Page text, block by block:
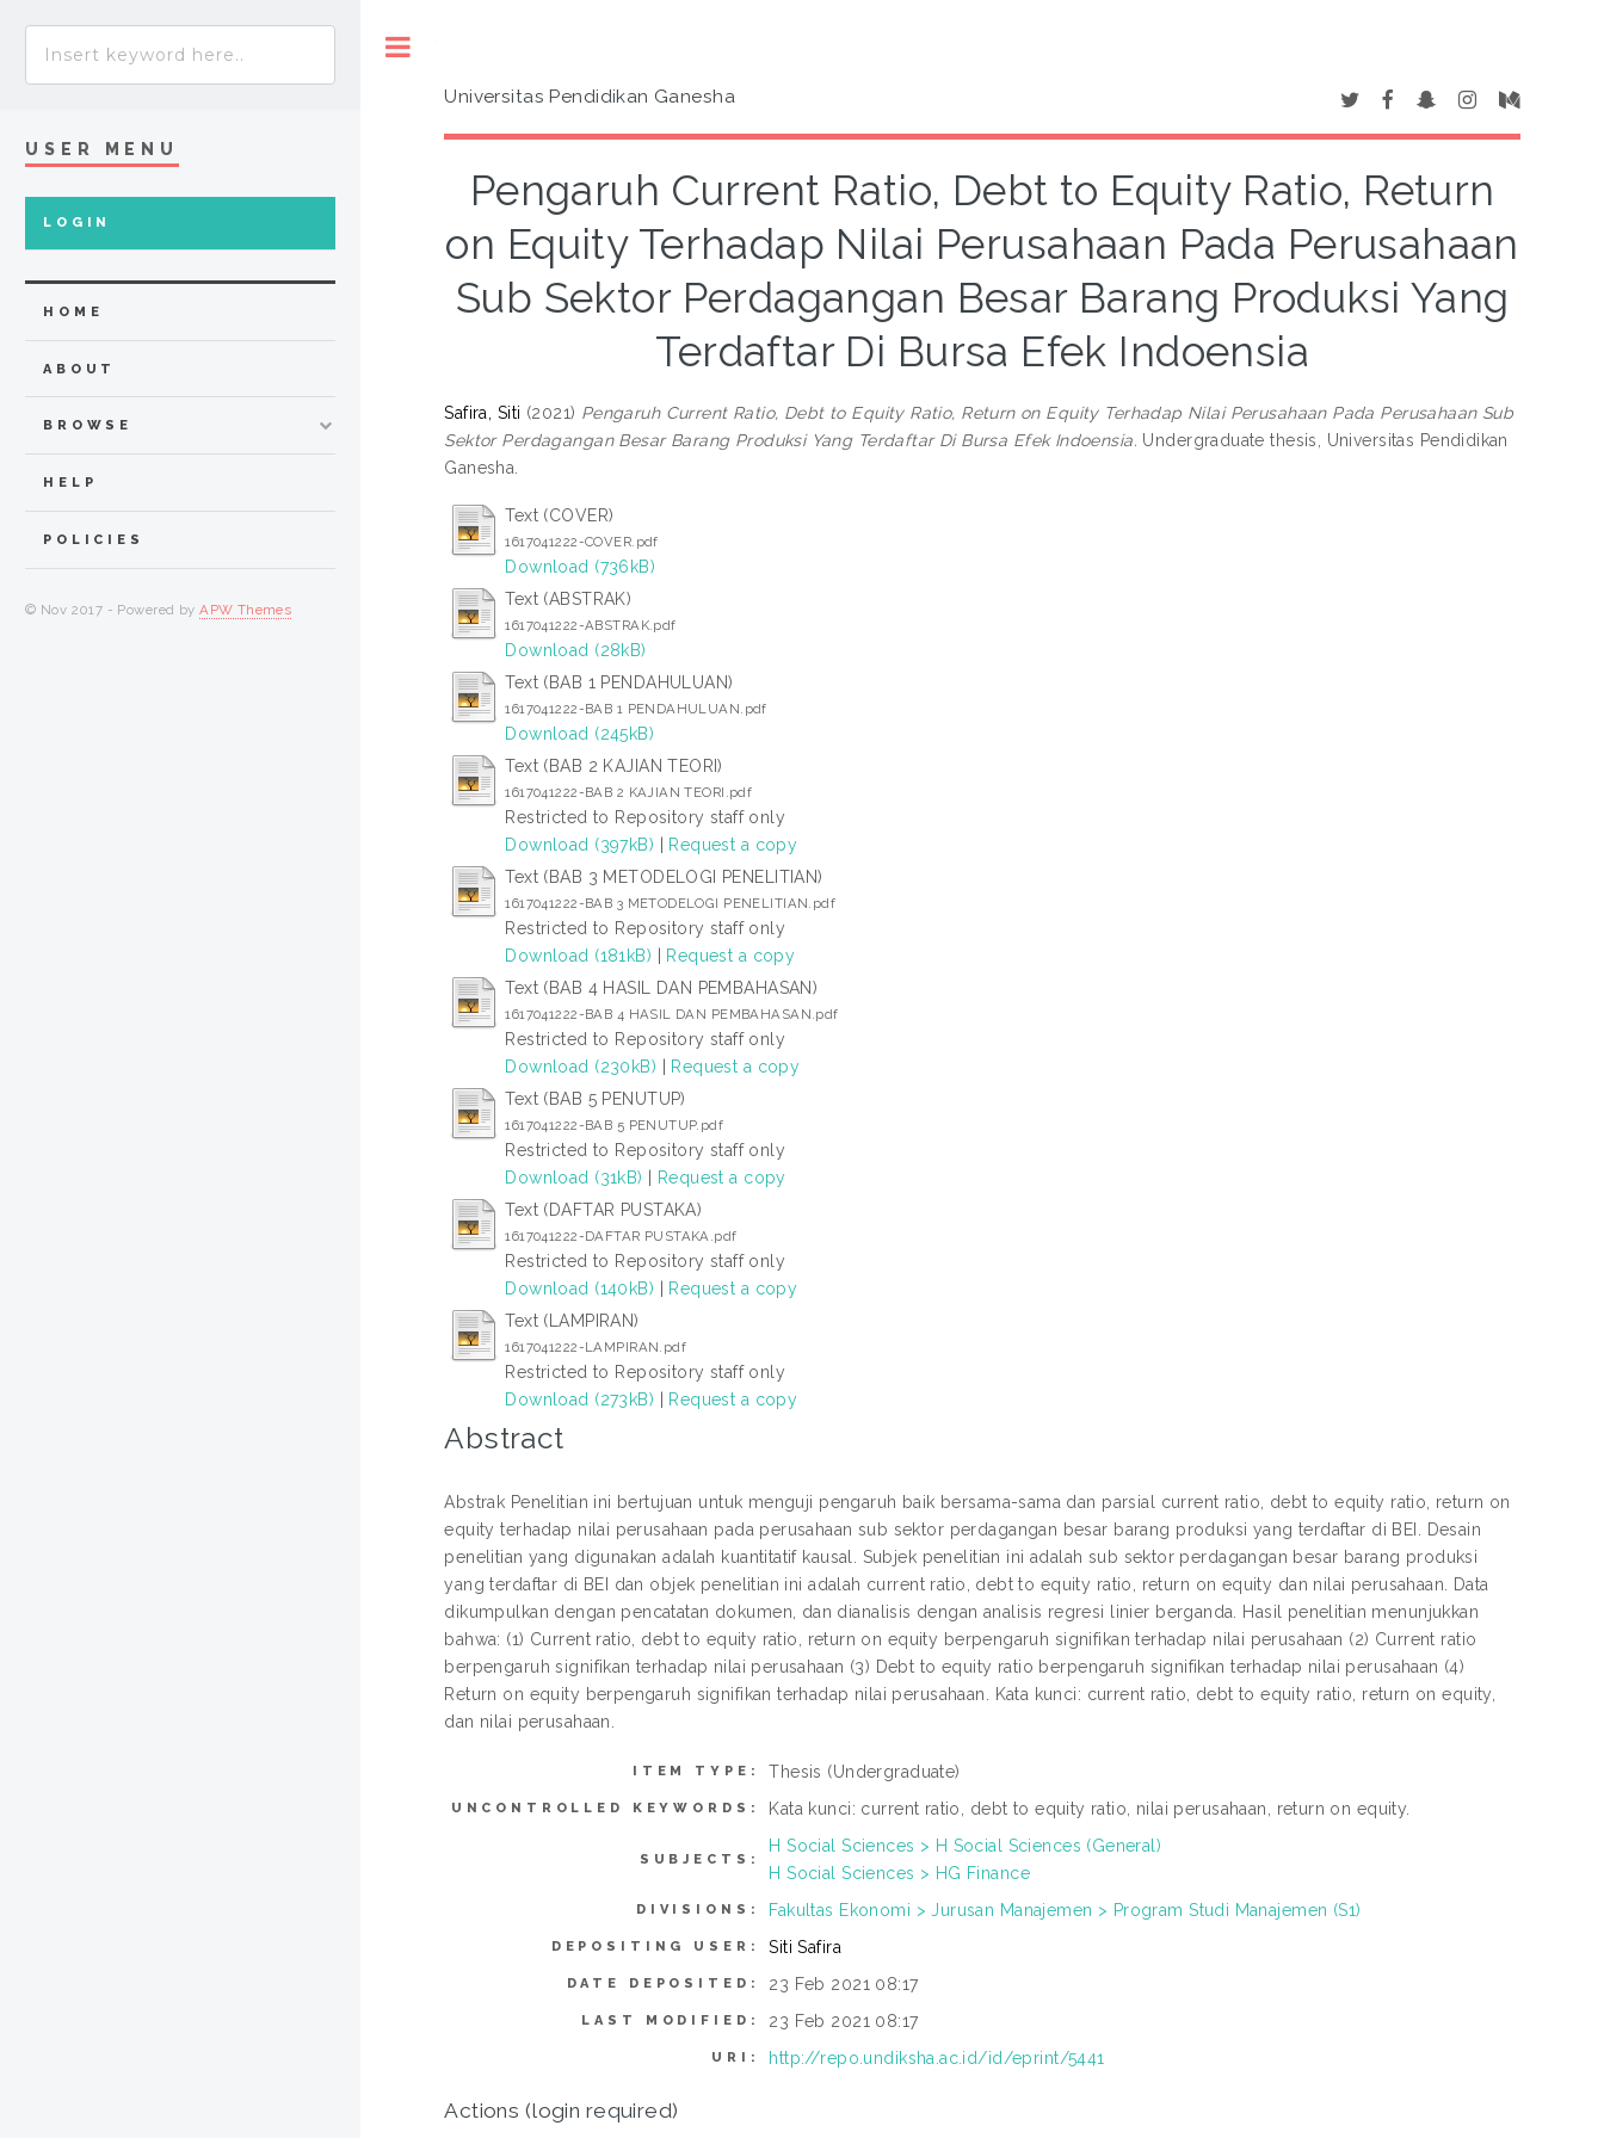
Universitas Pendidikan Ganesha
Pengaruh Current Ratio, Debt to Equity Ratio, Return
on Equity Terhadap Nilai Perusahaan Pada Perusahaan
Sub Sektor Perdagangan Besar Barang Produksi Yang
Terdaftar Di Bursa Efek Indoensia
Safira, Siti (2021) Pengaruh Current Ratio, Debt to Equity Ratio, Return on Equity Terhadap Nilai Perusahaan Pada Perusahaan Sub
Sektor Perdagangan Besar Barang Produksi Yang Terdaftar Di Bursa Efek Indoensia. Undergraduate thesis, Universitas Pendidikan
Ganesha.
Text (COVER)
1617041222-COVER.pdf
Download (736kB)
Text (ABSTRAK)
1617041222-ABSTRAK.pdf
Download (28kB)
Text (BAB 1 PENDAHULUAN)
1617041222-BAB 1 PENDAHULUAN.pdf
Download (245kB)
Text (BAB 2 KAJIAN TEORI)
1617041222-BAB 2 KAJIAN TEORI.pdf
Restricted to Repository staff only
Download (397kB) | Request a copy
Text (BAB 3 METODELOGI PENELITIAN)
1617041222-BAB 3 METODELOGI PENELITIAN.pdf
Restricted to Repository staff only
Download (181kB) | Request a copy
Text (BAB 4 HASIL DAN PEMBAHASAN)
1617041222-BAB 4 HASIL DAN PEMBAHASAN.pdf
Restricted to Repository staff only
Download (230kB) | Request a copy
Text (BAB 5 PENUTUP)
1617041222-BAB 5 PENUTUP.pdf
Restricted to Repository staff only
Download (31kB) | Request a copy
Text (DAFTAR PUSTAKA)
1617041222-DAFTAR PUSTAKA.pdf
Restricted to Repository staff only
Download (140kB) | Request a copy
Text (LAMPIRAN)
1617041222-LAMPIRAN.pdf
Restricted to Repository staff only
Download (273kB) | Request a copy
Abstract
Abstrak Penelitian ini bertujuan untuk menguji pengaruh baik bersama-sama dan parsial current ratio, debt to equity ratio, return on
equity terhadap nilai perusahaan pada perusahaan sub sektor perdagangan besar barang produksi yang terdaftar di BEI. Desain
penelitian yang digunakan adalah kuantitatif kausal. Subjek penelitian ini adalah sub sektor perdagangan besar barang produksi
yang terdaftar di BEI dan objek penelitian ini adalah current ratio, debt to equity ratio, return on equity dan nilai perusahaan. Data
dikumpulkan dengan pencatatan dokumen, dan dianalisis dengan analisis regresi linier berganda. Hasil penelitian menunjukkan
bahwa: (1) Current ratio, debt to equity ratio, return on equity berpengaruh signifikan terhadap nilai perusahaan (2) Current ratio
berpengaruh signifikan terhadap nilai perusahaan (3) Debt to equity ratio berpengaruh signifikan terhadap nilai perusahaan (4)
Return on equity berpengaruh signifikan terhadap nilai perusahaan. Kata kunci: current ratio, debt to equity ratio, return on equity,
dan nilai perusahaan.
ITEM TYPE: Thesis (Undergraduate)
UNCONTROLLED KEYWORDS: Kata kunci: current ratio, debt to equity ratio, nilai perusahaan, return on equity.
SUBJECTS:
H Social Sciences > H Social Sciences (General)
H Social Sciences > HG Finance
DIVISIONS: Fakultas Ekonomi > Jurusan Manajemen > Program Studi Manajemen (S1)
DEPOSITING USER: Siti Safira
DATE DEPOSITED: 23 Feb 2021 08:17
LAST MODIFIED: 23 Feb 2021 08:17
URI: http://repo.undiksha.ac.id/id/eprint/5441
Actions (login required)
USER MENU
LOGIN
HOME
ABOUT
BROWSE
HELP
POLICIES
© Nov 2017 - Powered byAPW Themes